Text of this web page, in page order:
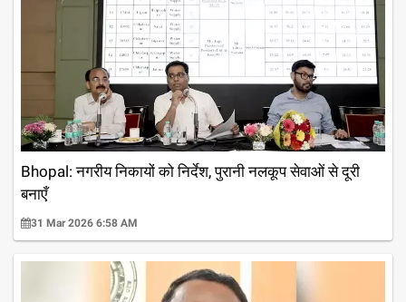
Bhopal: नगरीय निकायों को निर्देश, पुरानी नलकूप सेवाओं से दूरी
बनाएँ
31 Mar 2026 6:58 AM